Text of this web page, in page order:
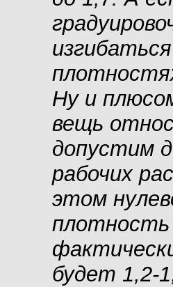
Ну и
вещь
допустим
рабочих
этом
будет 1,2-